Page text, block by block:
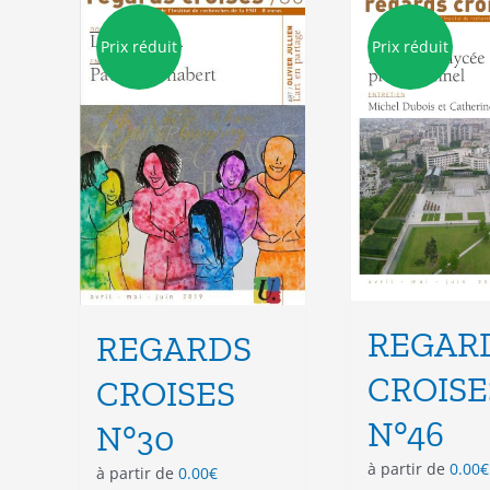
Les
être
choisies
sur
la
page
du
produit
Les
être
sur
la
du
Prix réduit
REGARDS
CROISES
N°30
à partir de 0.00€
Prix réduit
N°46
à partir de 0.00€